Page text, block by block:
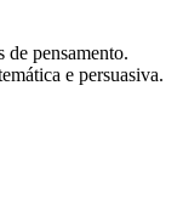
de pensamento.
e persuasiva.